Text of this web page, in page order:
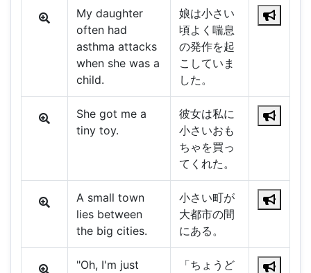
My daughter
often had
asthma attacks
when she was a
child.
娘は小さい
頃よく喘息
の発作を起
こしていま
した。
She got me a
tiny toy.
彼女は私に
小さいおも
ちゃを買っ
てくれた。
A small town
lies between
the big cities.
小さい町が
大都市の間
にある。
"Oh, I'm just
「ちょうど